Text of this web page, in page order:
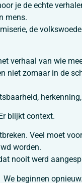
je de echte
mens.
de
verhaal van wie
niet zomaar in de
blijkt context.
Veel moet
worden.
nooit werd
beginnen opnieuw.